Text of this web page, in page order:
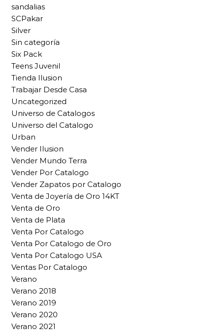
sandalias
SCPakar
Silver
Sin categoría
Six Pack
Teens Juvenil
Tienda Ilusion
Trabajar Desde Casa
Uncategorized
Universo de Catalogos
Universo del Catalogo
Urban
Vender Ilusion
Vender Mundo Terra
Vender Por Catalogo
Vender Zapatos por Catalogo
Venta de Joyería de Oro 14KT
Venta de Oro
Venta de Plata
Venta Por Catalogo
Venta Por Catalogo de Oro
Venta Por Catalogo USA
Ventas Por Catalogo
Verano
Verano 2018
Verano 2019
Verano 2020
Verano 2021